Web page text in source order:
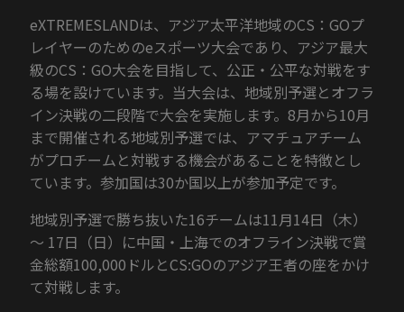
eXTREMESLANDは、アジア太平洋地域のCS：GOプ
レイヤーのためのeスポーツ大会であり、アジア最大
級のCS：GO大会を目指して、公正・公平な対戦をす
る場を設けています。当大会は、地域別予選とオフラ
イン決戦の二段階で大会を実施します。8月から10月
まで開催される地域別予選では、アマチュアチーム
がプロチームと対戦する機会があることを特徴とし
ています。参加国は30か国以上が参加予定です。
地域別予選で勝ち抜いた16チームは11月14日（木）
～ 17日（日）に中国・上海でのオフライン決戦で賞
金総額100,000ドルとCS:GOのアジア王者の座をかけ
て対戦します。